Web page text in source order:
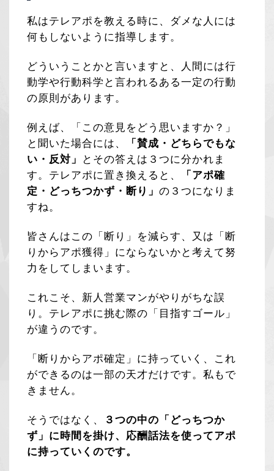
私はテレアポを教える時に、ダメな人には
何もしないように指導します。
どういうことかと言いますと、人間には行
動学や行動科学と言われるある一定の行動
の原則があります。
例えば、「この意見をどう思いますか？」
と聞いた場合には、
「賛成・どちらでもな
い・反対」
とその答えは３つに分かれま
す。テレアポに置き換えると、
「アポ確
定・どっちつかず・断り」の３つになりま
すね。
皆さんはこの「断り」を減らす、又は「断
りからアポ獲得」にならないかと考えて努
力をしてしまいます。
これこそ、新人営業マンがやりがちな誤
り。テレアポに挑む際の「目指すゴール」
が違うのです。
「断りからアポ確定」に持っていく、これ
ができるのは一部の天才だけです。私もで
きません。
そうではなく、
３つの中の「どっちつか
ず」に時間を掛け、応酬話法を使ってアポ
に持っていくのです。